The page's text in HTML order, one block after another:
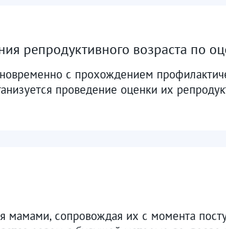
репродуктивного возраста по
с прохождением
проведение оценки их
мамами, сопровождая их с момента